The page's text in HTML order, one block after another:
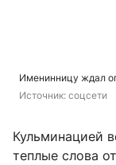
Именинницу ждал
Источник: соцсети
Кульминацией
теплые слова